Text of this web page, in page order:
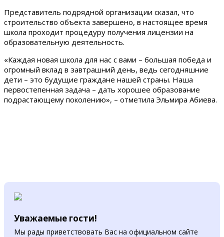
Представитель подрядной организации сказал, что
строительство объекта завершено, в настоящее время
школа проходит процедуру получения лицензии на
образовательную деятельность.
«Каждая новая школа для нас с вами – большая победа и
огромный вклад в завтрашний день, ведь сегодняшние
дети – это будущие граждане нашей страны. Наша
первостепенная задача – дать хорошее образование
подрастающему поколению», – отметила Эльмира Абиева.
Уважаемые гости!
Мы рады приветствовать Вас на официальном сайте